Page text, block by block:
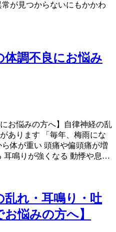
が見つからないにもかかわ
体調不良にお悩み
お悩みの方へ】自律神経の乱
あります 「毎年、梅雨にな
体が重い 頭痛や偏頭痛が増
耳鳴りが強くなる 動悸や息…
乱れ・耳鳴り・吐
悩みの方へ】